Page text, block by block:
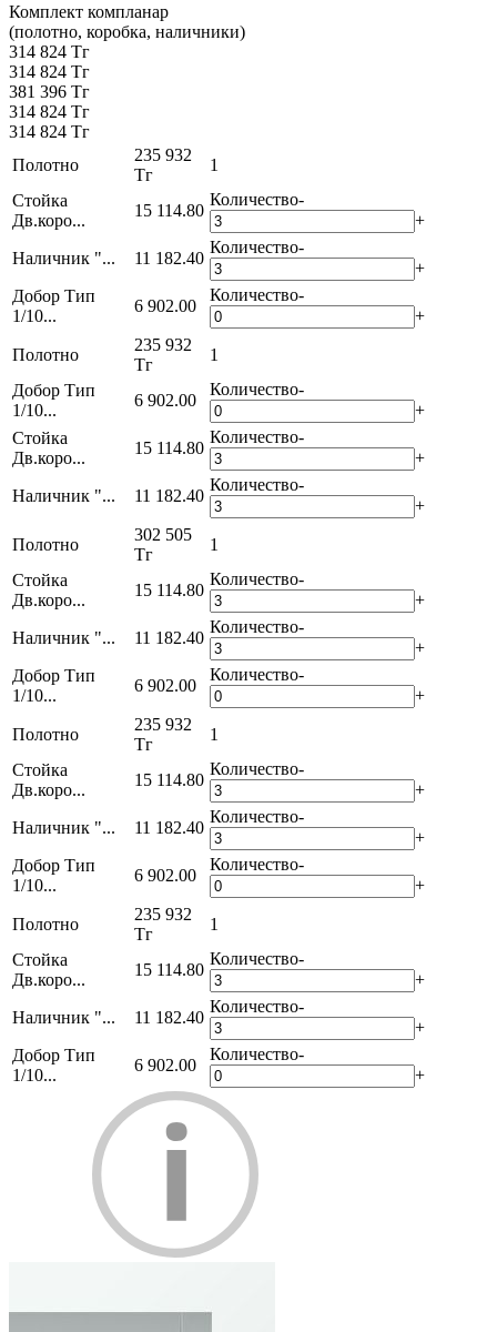
Комплект компланар
(полотно, коробка, наличники)
314 824 Тг
314 824 Тг
381 396 Тг
314 824 Тг
314 824 Тг
Полотно
235 932
Тг
1
Стойка
Дв.коро...
15 114.80
Количество-
+
Наличник "...
11 182.40
Количество-
+
Добор Тип
1/10...
6 902.00
Количество-
+
Полотно
235 932
Тг
1
Добор Тип
1/10...
6 902.00
Количество-
+
Стойка
Дв.коро...
15 114.80
Количество-
+
Наличник "...
11 182.40
Количество-
+
Полотно
302 505
Тг
1
Стойка
Дв.коро...
15 114.80
Количество-
+
Наличник "...
11 182.40
Количество-
+
Добор Тип
1/10...
6 902.00
Количество-
+
Полотно
235 932
Тг
1
Стойка
Дв.коро...
15 114.80
Количество-
+
Наличник "...
11 182.40
Количество-
+
Добор Тип
1/10...
6 902.00
Количество-
+
Полотно
235 932
Тг
1
Стойка
Дв.коро...
15 114.80
Количество-
+
Наличник "...
11 182.40
Количество-
+
Добор Тип
1/10...
6 902.00
Количество-
+